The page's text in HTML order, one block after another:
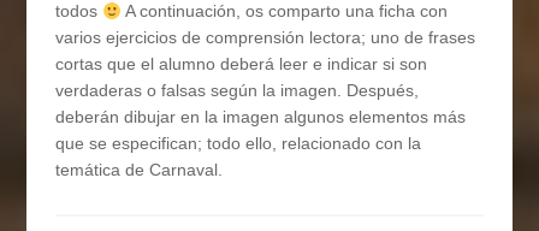
todos
A continuación, os comparto una ficha con
varios ejercicios de comprensión lectora; uno de frases
cortas que el alumno deberá leer e indicar si son
verdaderas o falsas según la imagen. Después,
deberán dibujar en la imagen algunos elementos más
que se especifican; todo ello, relacionado con la
temática de Carnaval.